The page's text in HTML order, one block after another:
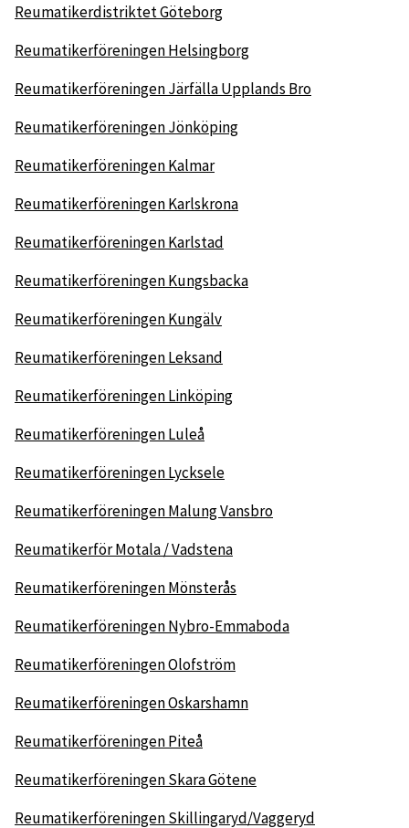
Reumatikerdistriktet Göteborg
Reumatikerföreningen Helsingborg
Reumatikerföreningen Järfälla Upplands Bro
Reumatikerföreningen Jönköping
Reumatikerföreningen Kalmar
Reumatikerföreningen Karlskrona
Reumatikerföreningen Karlstad
Reumatikerföreningen Kungsbacka
Reumatikerföreningen Kungälv
Reumatikerföreningen Leksand
Reumatikerföreningen Linköping
Reumatikerföreningen Luleå
Reumatikerföreningen Lycksele
Reumatikerföreningen Malung Vansbro
Reumatikerför Motala / Vadstena
Reumatikerföreningen Mönsterås
Reumatikerföreningen Nybro-Emmaboda
Reumatikerföreningen Olofström
Reumatikerföreningen Oskarshamn
Reumatikerföreningen Piteå
Reumatikerföreningen Skara Götene
Reumatikerföreningen Skillingaryd/Vaggeryd